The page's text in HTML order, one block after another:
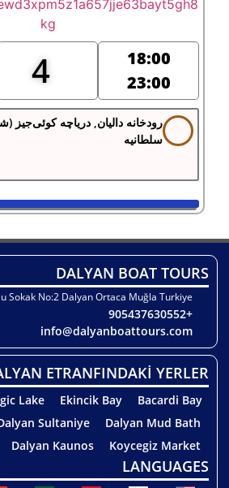
18:00
23:00
4
رودخانه دالیان, دریاچه کوئی‌جیز
سلطانیه
DALYAN BOAT TOURS
Sokak No:2 Dalyan Ortaca Muğla Turkiye
+905437630552
info@dalyanboattours.com
ETRANFINDAKİ YERLER
Bacardi Bay
Ekincik Bay
Lake
Dalyan Mud Bath
Sultaniye
Koycegiz Market
Dalyan Kaunos
LANGUAGES